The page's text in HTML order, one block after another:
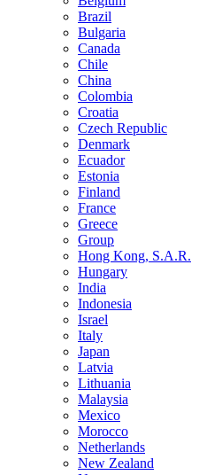
Brazil
Bulgaria
Canada
Chile
China
Colombia
Croatia
Czech Republic
Denmark
Ecuador
Estonia
Finland
France
Greece
Group
Hong Kong, S.A.R.
Hungary
India
Indonesia
Israel
Italy
Japan
Latvia
Lithuania
Malaysia
Mexico
Morocco
Netherlands
New Zealand